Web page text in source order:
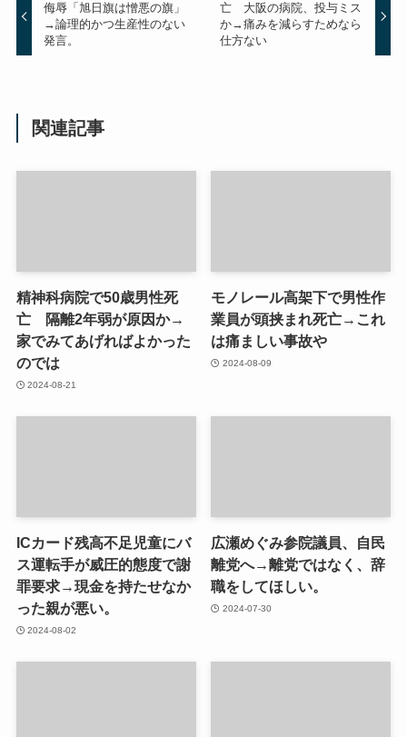
侮辱「旭日旗は憎悪の旗」
→論理的かつ生産性のない
発言。
亡 大阪の病院、投与ミス
か→痛みを減らすためなら
仕方ない
関連記事
精神科病院で50歳男性死
亡 隔離2年弱が原因か→
家でみてあげればよかった
のでは
2024-08-21
モノレール高架下で男性作
業員が頭挟まれ死亡→これ
は痛ましい事故や
2024-08-09
ICカード残高不足児童にバ
ス運転手が威圧的態度で謝
罪要求→現金を持たせなか
った親が悪い。
2024-08-02
広瀬めぐみ参院議員、自民
離党へ→離党ではなく、辞
職をしてほしい。
2024-07-30